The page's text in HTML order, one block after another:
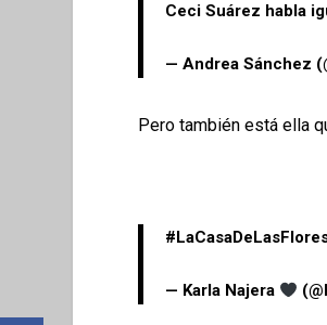
Ceci Suárez habla
— Andrea Sánchez
Pero también está ella
— Karla Najera